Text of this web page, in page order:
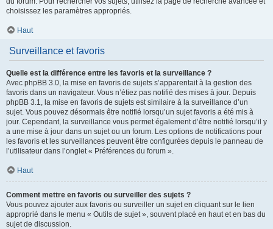
choisissez les paramètres appropriés.
Haut
Surveillance et favoris
Quelle est la différence entre les favoris et la surveillance ?
Avec phpBB 3.0, la mise en favoris de sujets s’apparentait à la gestion des
favoris dans un navigateur. Vous n’étiez pas notifié des mises à jour. Depuis
phpBB 3.1, la mise en favoris de sujets est similaire à la surveillance d’un
sujet. Vous pouvez désormais être notifié lorsqu’un sujet favoris a été mis à
jour. Cependant, la surveillance vous permet également d’être notifié lorsqu’il y
a une mise à jour dans un sujet ou un forum. Les options de notifications pour
les favoris et les surveillances peuvent être configurées depuis le panneau de
l’utilisateur dans l’onglet « Préférences du forum ».
Haut
Comment mettre en favoris ou surveiller des sujets ?
Vous pouvez ajouter aux favoris ou surveiller un sujet en cliquant sur le lien
approprié dans le menu « Outils de sujet », souvent placé en haut et en bas du
sujet de discussion.